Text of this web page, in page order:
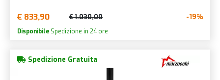
€ 833,90 € 1.030,00 -19%
Disponibile Spedizione in 24 ore
Spedizione Gratuita